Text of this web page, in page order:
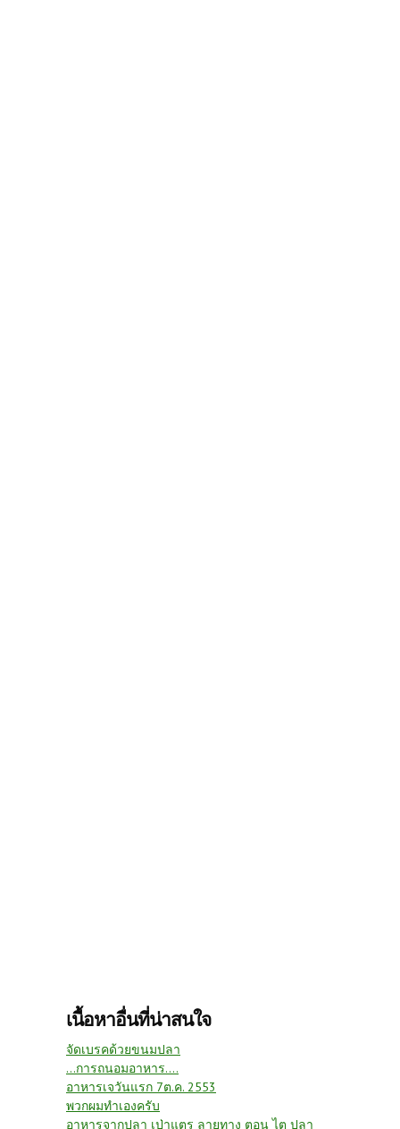
เนื้อหาอื่นที่น่าสนใจ
จัดเบรคด้วยขนมปลา
...การถนอมอาหาร....
อาหารเจวันแรก 7ต.ค. 2553
พวกผมทำเองครับ
อาหารจากปลา เป่าแตร ลายทาง ตอน ไต ปลา